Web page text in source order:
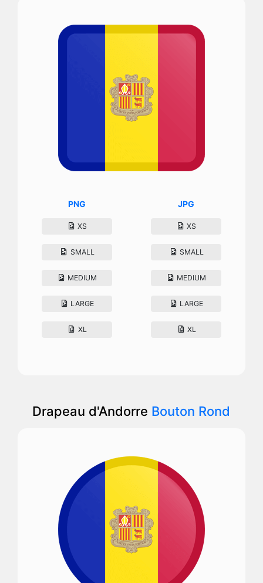
PNG
XS
SMALL
MEDIUM
LARGE
XL
JPG
XS
SMALL
MEDIUM
LARGE
XL
Drapeau d'Andorre Bouton Rond